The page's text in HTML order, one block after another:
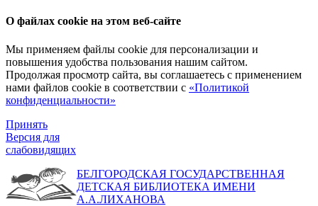
О файлах cookie на этом веб-сайте
Мы применяем файлы cookie для персонализации и
повышения удобства пользования нашим сайтом.
Продолжая просмотр сайта, вы соглашаетесь с применением
нами файлов cookie в соответствии с «Политикой
конфиденциальности»
Принять
Версия для
слабовидящих
БЕЛГОРОДСКАЯ ГОСУДАРСТВЕННАЯ
ДЕТСКАЯ БИБЛИОТЕКА ИМЕНИ
А.А.ЛИХАНОВА